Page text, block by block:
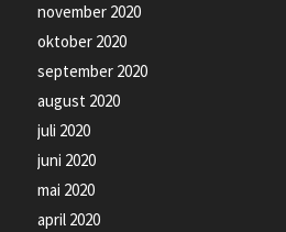
november 2020
oktober 2020
september 2020
august 2020
juli 2020
juni 2020
mai 2020
april 2020